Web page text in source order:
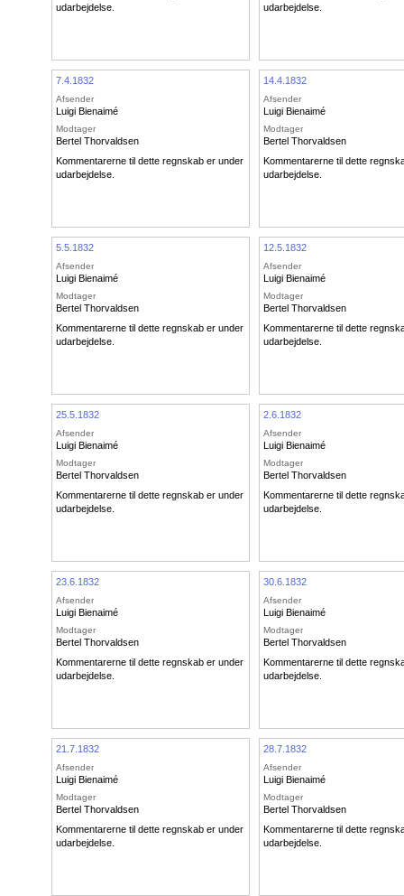
udarbejdelse.
udarbejdelse.
7.4.1832
Afsender
Luigi Bienaimé
Modtager
Bertel Thorvaldsen
Kommentarerne til dette regnskab er under
udarbejdelse.
14.4.1832
Afsender
Luigi Bienaimé
Modtager
Bertel Thorvaldsen
Kommentarerne til dette
udarbejdelse.
5.5.1832
Afsender
Luigi Bienaimé
Modtager
Bertel Thorvaldsen
Kommentarerne til dette regnskab er under
udarbejdelse.
12.5.1832
Afsender
Luigi Bienaimé
Modtager
Bertel Thorvaldsen
Kommentarerne til dette
udarbejdelse.
25.5.1832
Afsender
Luigi Bienaimé
Modtager
Bertel Thorvaldsen
Kommentarerne til dette regnskab er under
udarbejdelse.
2.6.1832
Afsender
Luigi Bienaimé
Modtager
Bertel Thorvaldsen
Kommentarerne til dette
udarbejdelse.
23.6.1832
Afsender
Luigi Bienaimé
Modtager
Bertel Thorvaldsen
Kommentarerne til dette regnskab er under
udarbejdelse.
30.6.1832
Afsender
Luigi Bienaimé
Modtager
Bertel Thorvaldsen
Kommentarerne til dette
udarbejdelse.
21.7.1832
Afsender
Luigi Bienaimé
Modtager
Bertel Thorvaldsen
Kommentarerne til dette regnskab er under
udarbejdelse.
28.7.1832
Afsender
Luigi Bienaimé
Modtager
Bertel Thorvaldsen
Kommentarerne til dette
udarbejdelse.